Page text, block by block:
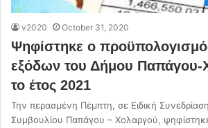
v2020 October 31, 2020
Ψηφίστηκε ο
εξόδων του Δήμου Παπάγου-
το έτος 2021
Την περασμένη Πέμπτη, σε Ειδική
Συμβουλίου Παπάγου – Χολαργού,